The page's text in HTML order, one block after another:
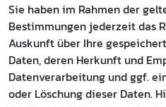
Sie haben im Rahmen der
Bestimmungen jederzeit das
Auskunft über Ihre
Daten, deren Herkunft und
Datenverarbeitung und ggf.
oder Löschung dieser Daten.